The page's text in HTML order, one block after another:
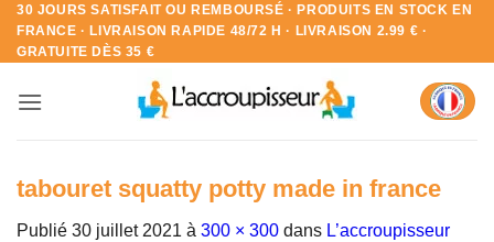
Passer
au
contenu
30 JOURS SATISFAIT OU REMBOURSÉ · PRODUITS EN STOCK EN
FRANCE · LIVRAISON RAPIDE 48/72 H · LIVRAISON 2.99 € ·
GRATUITE DÈS 35 €
tabouret squatty potty made in france
Publié 30 juillet 2021 à 300 × 300 dans L’accroupisseur